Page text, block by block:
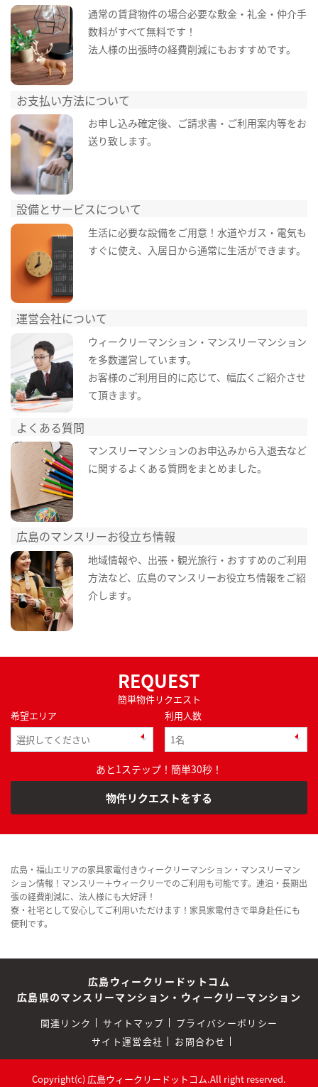
通常の賃貸物件の場合必要な敷金・礼金・仲介手
数料がすべて無料です！
法人様の出張時の経費削減にもおすすめです。
お支払い方法について
お申し込み確定後、ご請求書・ご利用案内等をお
送り致します。
設備とサービスについて
生活に必要な設備をご用意！水道やガス・電気も
すぐに使え、入居日から通常に生活ができます。
運営会社について
ウィークリーマンション・マンスリーマンション
を多数運営しています。
お客様のご利用目的に応じて、幅広くご紹介させ
て頂きます。
よくある質問
マンスリーマンションのお申込みから入退去など
に関するよくある質問をまとめました。
広島のマンスリーお役立ち情報
地域情報や、出張・観光旅行・おすすめのご利用
方法など、広島のマンスリーお役立ち情報をご紹
介します。
REQUEST
簡単物件リクエスト
希望エリア
利用人数
あと1ステップ！簡単30秒！
物件リクエストをする
広島・福山エリアの家具家電付きウィークリーマンション・マンスリーマン
ション情報！マンスリー＋ウィークリーでのご利用も可能です。連泊・長期出
張の経費削減に、法人様にも大好評！
寮・社宅として安心してご利用いただけます！家具家電付きで単身赴任にも
便利です。
広島ウィークリードットコム
広島県のマンスリーマンション・ウィークリーマンション
関連リンク サイトマップ
プライバシーポリシー
サイト運営会社
お問合わせ
Copyright(c) 広島ウィークリードットコム.All right reserved.